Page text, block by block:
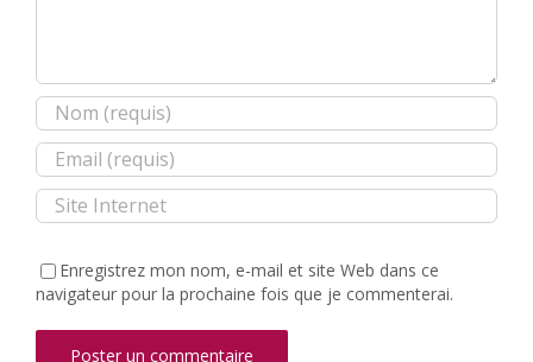
Enregistrez mon nom, e-mail et site Web dans ce
navigateur pour la prochaine fois que je commenterai.